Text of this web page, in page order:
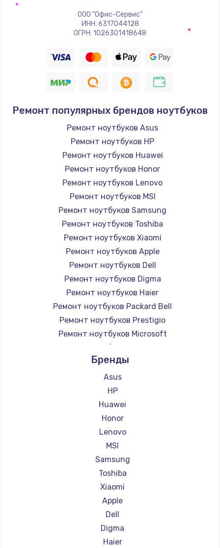
ООО "Офис-Сервис"
ИНН: 6317044128
ОГРН: 1026301418648
Ремонт популярных брендов ноутбуков
Ремонт ноутбуков Asus
Ремонт ноутбуков HP
Ремонт ноутбуков Huawei
Ремонт ноутбуков Honor
Ремонт ноутбуков Lenovo
Ремонт ноутбуков MSI
Ремонт ноутбуков Samsung
Ремонт ноутбуков Toshiba
Ремонт ноутбуков Xiaomi
Ремонт ноутбуков Apple
Ремонт ноутбуков Dell
Ремонт ноутбуков Digma
Ремонт ноутбуков Haier
Ремонт ноутбуков Packard Bell
Ремонт ноутбуков Prestigio
Ремонт ноутбуков Microsoft
Ремонт ноутбуков Alienware
Ремонт ноутбуков Aquarius
Ремонт ноутбуков Gigabyte
Ремонт ноутбуков Aorus
Ремонт ноутбуков Maibenben
Ремонт ноутбуков Getac
Ремонт ноутбуков Epson
Ремонт ноутбуков Philips
Ремонт ноутбуков LG
Ремонт ноутбуков Panasonic
Ремонт ноутбуков Irbis
Ремонт ноутбуков Thunderobot
Ремонт ноутбуков Hasee
Ремонт ноутбуков ZTE
Ремонт ноутбуков Hiper
Бренды
Asus
HP
Huawei
Honor
Lenovo
MSI
Samsung
Toshiba
Xiaomi
Apple
Dell
Digma
Haier